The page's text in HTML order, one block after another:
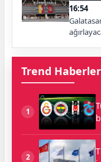
16:54
Trend Haberler
1
2